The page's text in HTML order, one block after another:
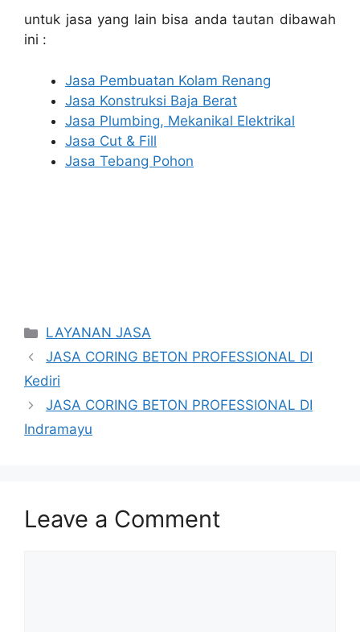
untuk jasa yang lain bisa anda tautan dibawah
ini :
Jasa Pembuatan Kolam Renang
Jasa Konstruksi Baja Berat
Jasa Plumbing, Mekanikal Elektrikal
Jasa Cut & Fill
Jasa Tebang Pohon
Categories
LAYANAN JASA
JASA CORING BETON PROFESSIONAL DI
Kediri
JASA CORING BETON PROFESSIONAL DI
Indramayu
Leave a Comment